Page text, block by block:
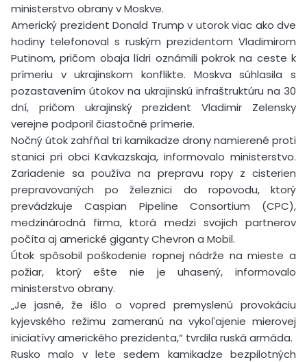
ministerstvo obrany v Moskve.
Americký prezident Donald Trump v utorok viac ako dve
hodiny telefonoval s ruským prezidentom Vladimirom
Putinom, pričom obaja lídri oznámili pokrok na ceste k
prímeriu v ukrajinskom konflikte. Moskva súhlasila s
pozastavením útokov na ukrajinskú infraštruktúru na 30
dní, pričom ukrajinský prezident Vladimir Zelensky
verejne podporil čiastočné prímerie.
Nočný útok zahŕňal tri kamikadze drony namierené proti
stanici pri obci Kavkazskaja, informovalo ministerstvo.
Zariadenie sa používa na prepravu ropy z cisterien
prepravovaných po železnici do ropovodu, ktorý
prevádzkuje Caspian Pipeline Consortium (CPC),
medzinárodná firma, ktorá medzi svojich partnerov
počíta aj americké giganty Chevron a Mobil.
Útok spôsobil poškodenie ropnej nádrže na mieste a
požiar, ktorý ešte nie je uhasený, informovalo
ministerstvo obrany.
„Je jasné, že išlo o vopred premyslenú provokáciu
kyjevského režimu zameranú na vykoľajenie mierovej
iniciatívy amerického prezidenta,“ tvrdila ruská armáda.
Rusko malo v lete sedem kamikadze bezpilotných